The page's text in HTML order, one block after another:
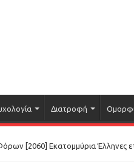
Διατροφή
[2060] Εκατομμύρια Έλληνες